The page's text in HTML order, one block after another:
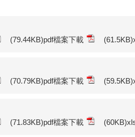
(79.44KB)pdf檔案下載
(70.79KB)pdf檔案下載
(71.83KB)pdf檔案下載